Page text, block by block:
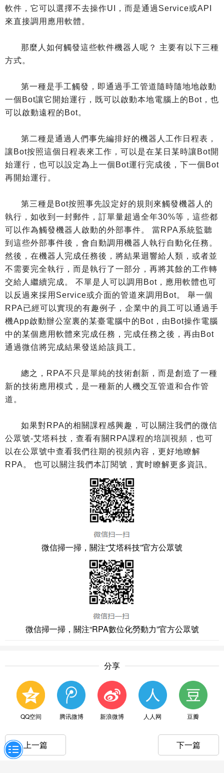
軟件，它可以選擇不去操作UI，而是通過Service或API
來直接調用應用軟體。
那麼人如何觸發這些軟件機器人呢？ 主要有以下三種
方式。
第一種是手工觸發，即通過手工管道隨時隨地地啟動
一個Bot讓它開始運行，既可以啟動本地電腦上的Bot，也
可以啟動遠程的Bot。
第二種是通過人們事先編排好的機器人工作日程表，
讓Bot按照這個日程表來工作，可以是在某日某時讓Bot開
始運行，也可以設定為上一個Bot運行完成後，下一個Bot
再開始運行。
第三種是Bot按照事先設定好的規則來觸發機器人的
執行，如收到一封郵件，訂單量超過全年30%等，這些都
可以作為觸發機器人啟動的外部事件。 當RPA系統監聽
到這些外部事件後，會自動調用機器人執行自動化任務。
然後，在機器人完成任務後，將結果迴響給人類，或者並
不需要完全執行，而是執行了一部分，再將其餘的工作轉
交給人繼續完成。 不單是人可以調用Bot，應用軟體也可
以反過來採用Service或介面的管道來調用Bot。 舉一個
RPA已經可以實現的有趣例子，企業中的員工可以通過手
機App啟動辦公室裏的某臺電腦中的Bot，由Bot操作電腦
中的某個應用軟體來完成任務，完成任務之後，再由Bot
通過微信將完成結果發送給該員工。
總之，RPA不只是單純的技術創新，而是創造了一種
新的技術應用模式，是一種新的人機交互管道和合作管
道。
如果對RPA的相關課程感興趣，可以關注我們的微信
公眾號-艾塔科技，查看有關RPA課程的培訓視頻，也可
以在公眾號中查看我們往期的視頻內容，更好地瞭解
RPA。 也可以關注我們本訂閱號，實时瞭解更多資訊。
微信掃一掃，關注“艾塔科技”官方公眾號
微信掃一掃，關注“RPA數位化勞動力”官方公眾號
分享
QQ空间 腾讯微博 新浪微博 人人网 豆瓣
上一篇 下一篇